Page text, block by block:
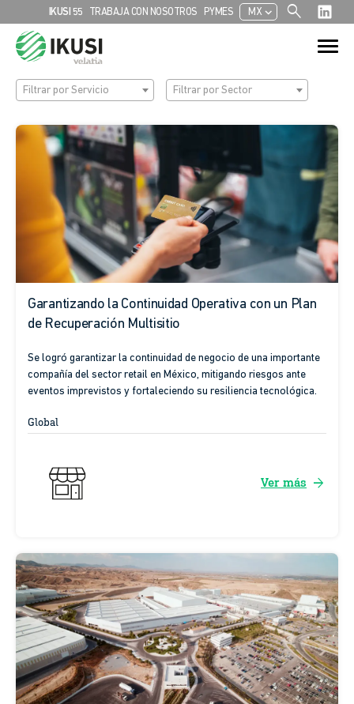
IKUSI 55 TRABAJA CON NOSOTROS PYMES MXchevron_left search
Search
for:
Search Button
Filtrar por Servicio Filtrar por Sector
Garantizando la Continuidad Operativa con un Plan
de Recuperación Multisitio
Se logró garantizar la continuidad de negocio de una importante
compañía del sector retail en México, mitigando riesgos ante
eventos imprevistos y fortaleciendo su resiliencia tecnológica.
Global
Ver más arrow_forward